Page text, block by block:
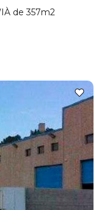
de 357m2